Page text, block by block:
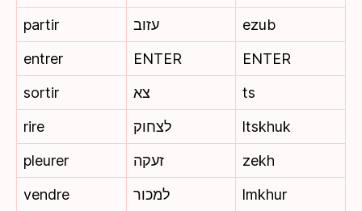
partir
עזוב
ezub
entrer
ENTER
ENTER
sortir
צא
ts
rire
לצחוק
ltskhuk
pleurer
זעקה
zekh
vendre
למכור
lmkhur